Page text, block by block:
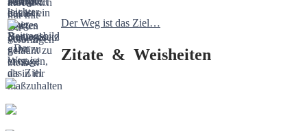
Der Weg ist das Ziel…
Zitate & Weisheiten